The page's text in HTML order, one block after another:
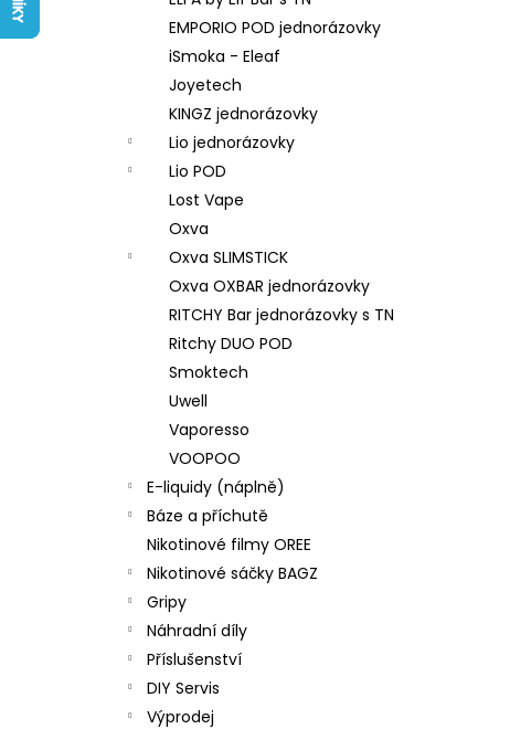
EMPORIO POD jednorázovky
iSmoka - Eleaf
Joyetech
KINGZ jednorázovky
Lio jednorázovky
Lio POD
Lost Vape
Oxva
Oxva SLIMSTICK
Oxva OXBAR jednorázovky
RITCHY Bar jednorázovky s TN
Ritchy DUO POD
Smoktech
Uwell
Vaporesso
VOOPOO
E-liquidy (náplně)
Báze a příchutě
Nikotinové filmy OREE
Nikotinové sáčky BAGZ
Gripy
Náhradní díly
Příslušenství
DIY Servis
Výprodej
LIQUID ARAMAX 4PACK CIGAR
TOBACCO 4X10ML-18MG
558 Kč